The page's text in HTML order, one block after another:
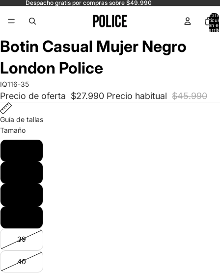
Despacho gratis por compras sobre $49.990
Total
en el
Abrir
imagen
a
pantalla
completa
Abrir
imagen
a
pantalla
completa
Abrir
imagen
a
pantalla
completa
Abrir
imagen
a
pantalla
completa
Abrir
imagen
a
pantalla
completa
Abrir
imagen
a
pantalla
completa
Botin Casual Mujer Negro
London Police
IQ116-35
Precio de oferta $27.990 Precio habitual $45.990
Guía de tallas
Tamaño
39
40